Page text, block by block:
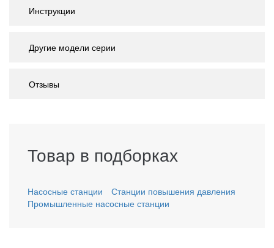
Инструкции
Другие модели серии
Отзывы
Товар в подборках
Насосные станции
Станции повышения давления
Промышленные насосные станции